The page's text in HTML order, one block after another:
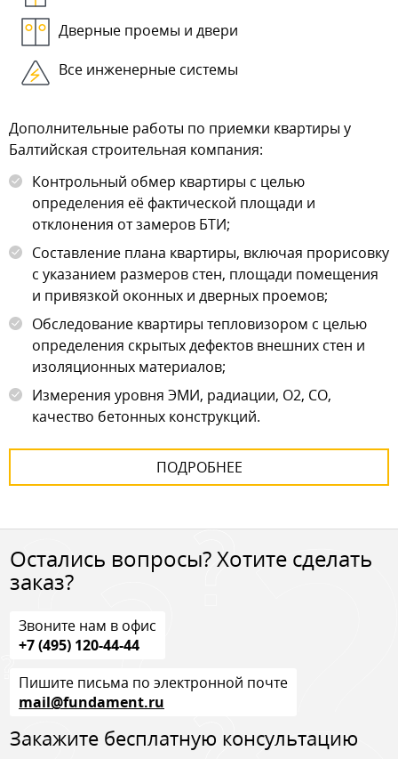
Дверные проемы и двери
Все инженерные системы
Дополнительные работы по приемки квартиры у
Балтийская строительная компания:
Контрольный обмер квартиры с целью
определения её фактической площади и
отклонения от замеров БТИ;
Составление плана квартиры, включая прорисовку
с указанием размеров стен, площади помещения
и привязкой оконных и дверных проемов;
Обследование квартиры тепловизором с целью
определения скрытых дефектов внешних стен и
изоляционных материалов;
Измерения уровня ЭМИ, радиации, О2, СО,
качество бетонных конструкций.
ПОДРОБНЕЕ
Остались вопросы? Хотите сделать
заказ?
Звоните нам в офис
+7 (495) 120-44-44
Пишите письма по электронной почте
mail@fundament.ru
Закажите бесплатную консультацию